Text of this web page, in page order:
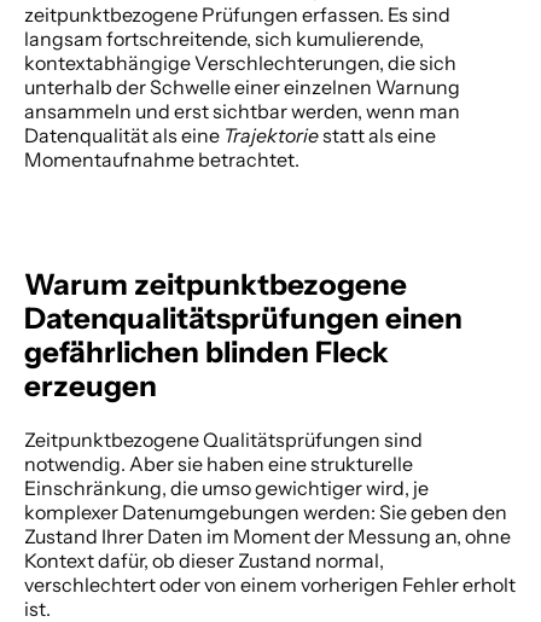
zeitpunktbezogene Prüfungen erfassen. Es sind
langsam fortschreitende, sich kumulierende,
kontextabhängige Verschlechterungen, die sich
unterhalb der Schwelle einer einzelnen Warnung
ansammeln und erst sichtbar werden, wenn man
Datenqualität als eine Trajektorie statt als eine
Momentaufnahme betrachtet.
Warum zeitpunktbezogene
Datenqualitätsprüfungen einen
gefährlichen blinden Fleck
erzeugen
Zeitpunktbezogene Qualitätsprüfungen sind
notwendig. Aber sie haben eine strukturelle
Einschränkung, die umso gewichtiger wird, je
komplexer Datenumgebungen werden: Sie geben den
Zustand Ihrer Daten im Moment der Messung an, ohne
Kontext dafür, ob dieser Zustand normal,
verschlechtert oder von einem vorherigen Fehler erholt
ist.